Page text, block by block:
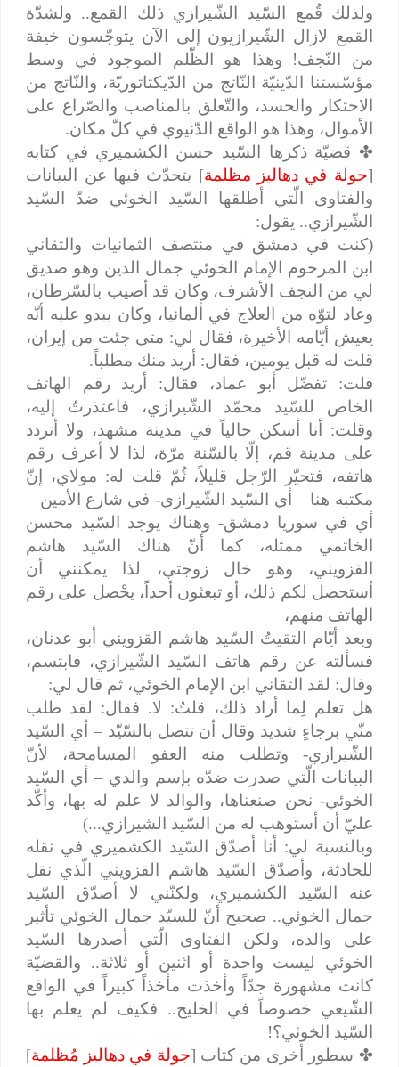
ولذلك قُمع السّيد الشّيرازي ذلك القمع.. ولشدّة
القمع لازال الشّيرازيون إلى الآن يتوجّسون خيفة
من النّجف! وهذا هو الظّلم الموجود في وسط
مؤسّستنا الدّينيّة النّاتج من الدّيكتاتوريّة، والنّاتج من
الاحتكار والحسد، والتّعلق بالمناصب والصّراع على
الأموال، وهذا هو الواقع الدّنيوي في كلّ مكان.
✤قضيّة ذكرها السّيد حسن الكشميري في كتابه
جولة في دهاليز مظلمة] يتحدّث فيها عن البيانات
والفتاوى الّتي أطلقها السّيد الخوئي ضدّ السّيد
الشّيرازي.. يقول:
(كنت في دمشق في منتصف الثمانيات والتقاني
ابن المرحوم الإمام الخوئي جمال الدين وهو صديق
لي من النجف الأشرف، وكان قد أصيب بالسّرطان،
وعاد لتوّه من العلاج في ألمانيا، وكان يبدو عليه أنّه
يعيش أيّامه الأخيرة، فقال لي: متى جئت من إيران،
قلت له قبل يومين، فقال: أريد منك مطلباً.
قلت: تفضّل أبو عماد، فقال: أريد رقم الهاتف
الخاص للسّيد محمّد الشّيرازي، فاعتذرتُ إليه،
وقلت: أنا أسكن حالياً في مدينة مشهد، ولا أتردد
على مدينة قم، إلّا بالسّنة مرّة، لذا لا أعرف رقم
هاتفه، فتحيّر الرّجل قليلاً، ثُمّ قلت له: مولاي، إنّ
مكتبه هنا – أي السّيد الشّيرازي- في شارع الأمين –
أي في سوريا دمشق- وهناك يوجد السّيد محسن
الخاتمي ممثله، كما أنّ هناك السّيد هاشم
القزويني، وهو خال زوجتي، لذا يمكنني أن
أستحصل لكم ذلك، أو تبعثون أحداً، يحْصل على رقم
الهاتف منهم،
وبعد أيّام التقيتُ السّيد هاشم القزويني أبو عدنان،
فسألته عن رقم هاتف السّيد الشّيرازي، فابتسم،
وقال: لقد التقاني ابن الإمام الخوئي، ثم قال لي:
هل تعلم لِما أراد ذلك، قلتُ: لا. فقال: لقد طلب
منّي برجاءٍ شديد وقال أن تتصل بالسّيّد – أي السّيد
الشّيرازي- وتطلب منه العفو المسامحة، لأنّ
البيانات الّتي صدرت ضدّه بإسم والدي – أي السّيد
الخوئي- نحن صنعناها، والوالد لا علم له بها، وأكّد
عليّ أن أستوهب له من السّيد الشيرازي...)
وبالنسبة لي: أنا أصدّق السّيد الكشميري في نقله
للحادثة، وأصدّق السّيد هاشم القزويني الّذي نقل
عنه السّيد الكشميري، ولكنّني لا أصدّق السّيد
جمال الخوئي.. صحيح أنّ للسيّد جمال الخوئي تأثير
على والده، ولكن الفتاوى الّتي أصدرها السّيد
الخوئي ليست واحدة أو اثنين أو ثلاثة.. والقضيّة
كانت مشهورة جدّاً وأخذت مأخذاً كبيراً في الواقع
الشّيعي خصوصاً في الخليج.. فكيف لم يعلم بها
السّيد الخوئي؟!
✤سطور أخرى من كتاب [ جولة في دهاليز مُظلمة]